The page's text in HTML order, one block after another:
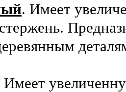
. Имеет
Имеет